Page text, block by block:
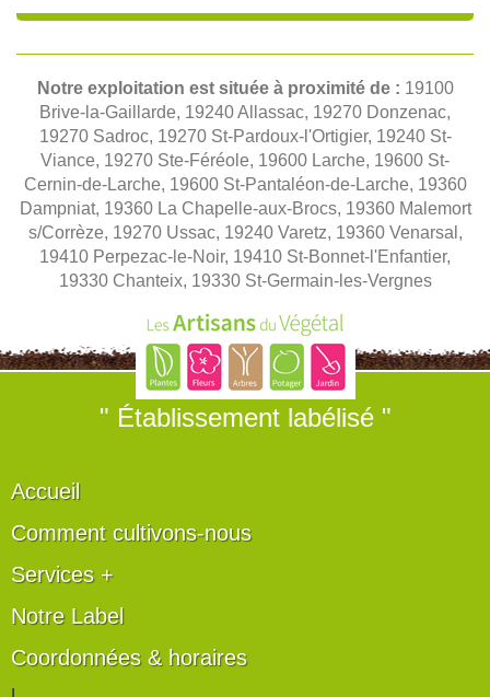
Notre exploitation est située à proximité de : 19100
Brive-la-Gaillarde, 19240 Allassac, 19270 Donzenac,
19270 Sadroc, 19270 St-Pardoux-l'Ortigier, 19240 St-
Viance, 19270 Ste-Féréole, 19600 Larche, 19600 St-
Cernin-de-Larche, 19600 St-Pantaléon-de-Larche, 19360
Dampniat, 19360 La Chapelle-aux-Brocs, 19360 Malemort
s/Corrèze, 19270 Ussac, 19240 Varetz, 19360 Venarsal,
19410 Perpezac-le-Noir, 19410 St-Bonnet-l'Enfantier,
19330 Chanteix, 19330 St-Germain-les-Vergnes
" Établissement labélisé "
Accueil
Comment cultivons-nous
Services +
Notre Label
Coordonnées & horaires